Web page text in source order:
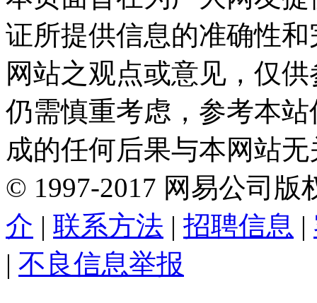
证所提供信息的准确性
网站之观点或意见，仅
仍需慎重考虑，参考本
成的任何后果与本网站
© 1997-2017 网易公司版
介 | 联系方法 | 招聘信息 |
| 不良信息举报